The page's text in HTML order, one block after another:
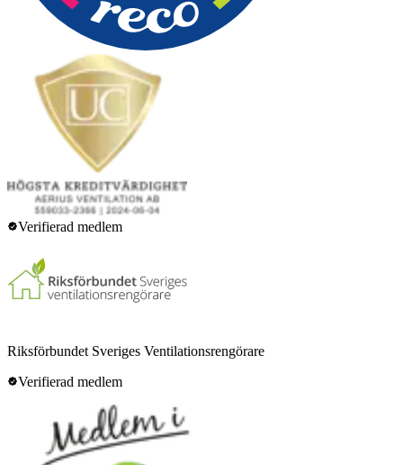
Verifierad medlem
Riksförbundet Sveriges Ventilationsrengörare
Verifierad medlem